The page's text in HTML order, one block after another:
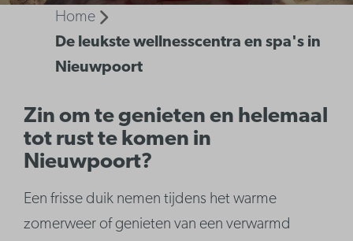
Home
De leukste wellnesscentra en spa's in
Nieuwpoort
Zin om te genieten en helemaal
tot rust te komen in
Nieuwpoort?
Een frisse duik nemen tijdens het warme
zomerweer of genieten van een verwarmd